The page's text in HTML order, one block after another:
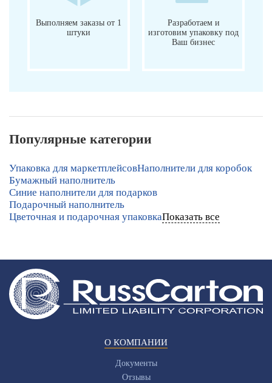
Выполняем заказы от 1
штуки
Разработаем и
изготовим упаковку под
Ваш бизнес
Популярные категории
Упаковка для маркетплейсовНаполнители для коробок
Бумажный наполнитель
Синие наполнители для подарков
Подарочный наполнитель
Цветочная и подарочная упаковкаПоказать все
О КОМПАНИИ
Документы
Отзывы